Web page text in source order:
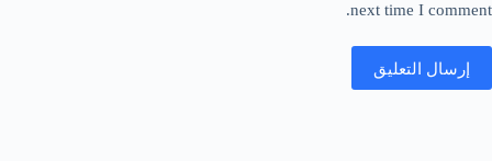
next time I comment.
إرسال التعليق